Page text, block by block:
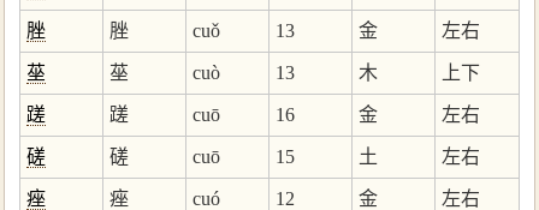
脞 脞 cuǒ 13 金 左右
莝 莝 cuò 13 木 上下
蹉 蹉 cuō 16 金 左右
磋 磋 cuō 15 土 左右
痤 痤 cuó 12 金 左右